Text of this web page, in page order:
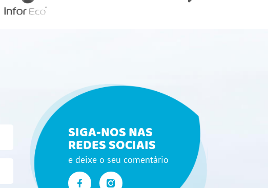
SIGA-NOS NAS
REDES SOCIAIS
e deixe o seu comentário